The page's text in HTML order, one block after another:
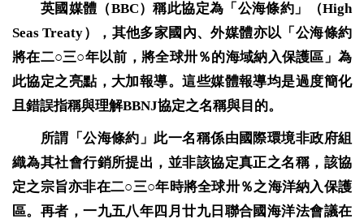
英國媒體（BBC）稱此協定為「公海條約」（High
Seas Treaty），其他多家國內、外媒體亦以「公海條約
將在二○三○年以前，將全球卅％的海域納入保護區」為
此協定之亮點，大加報導。這些媒體報導均是過度簡化
且錯誤指稱與理解BBNJ協定之名稱與目的。
所謂「公海條約」此一名稱係由國際環境非政府組
織為其社會行銷所提出，並非該協定真正之名稱，該協
定之宗旨亦非在二○三○年時將全球卅％之海洋納入保護
區。再者，一九五八年四月廿九日聯合國海洋法會議在